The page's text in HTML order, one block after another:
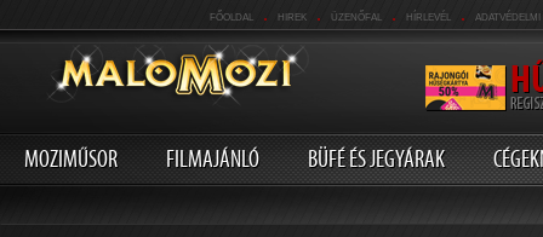
FŐOLDAL . HIREK . ÜZENŐFAL . HÍRLEVÉL . ADATVÉDELMI
MOZIMŰSOR FILMAJÁNLÓ BÜFÉ ÉS JEGYÁRAK